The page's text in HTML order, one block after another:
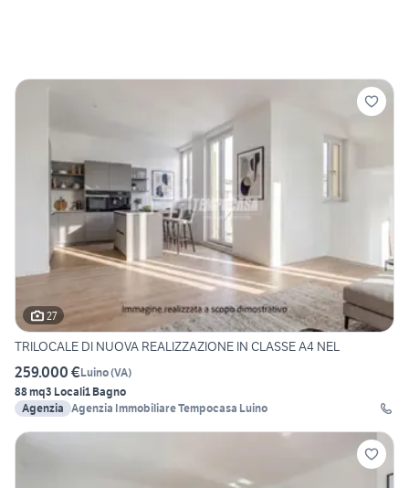
27
TRILOCALE DI NUOVA REALIZZAZIONE IN CLASSE A4 NEL
259.000 €Luino(VA)
88 mq3 Locali1 Bagno
Agenzia Agenzia Immobiliare Tempocasa Luino